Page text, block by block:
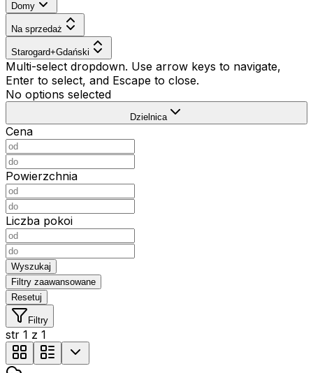
Domy
Na sprzedaż
Starogard+Gdański
Multi-select dropdown. Use arrow keys to navigate,
Enter to select, and Escape to close.
No options selected
Dzielnica
Cena
Powierzchnia
Liczba pokoi
Wyszukaj
Filtry zaawansowane
Resetuj
Filtry
str 1 z 1